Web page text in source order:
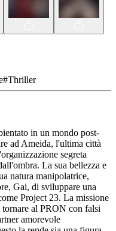
#Thriller
in un mondo post-
ad Ameida, l'ultima città
segreta
La sua bellezza e
natura manipolatrice,
Gai, di sviluppare una
Project 23. La missione
tornare al PRON con falsi
amorevole